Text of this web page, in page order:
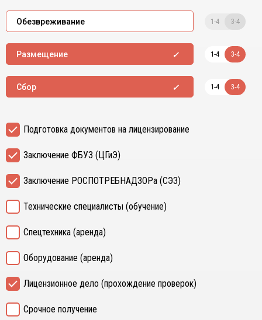
Обезвреживание 1-4 3-4
Размещение 1-4 3-4
Сбор 1-4 3-4
Подготовка документов на лицензирование
Заключение ФБУЗ (ЦГиЭ)
Заключение РОСПОТРЕБНАДЗОРа (СЭЗ)
Технические специалисты (обучение)
Спецтехника (аренда)
Оборудование (аренда)
Лицензионное дело (прохождение проверок)
Срочное получение